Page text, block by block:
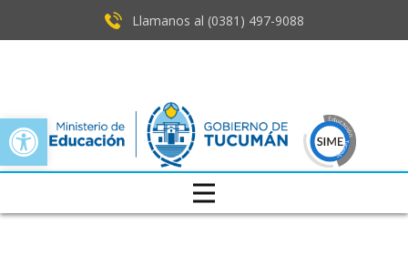
Open toolbar
Llamanos al (0381) ​497-9088